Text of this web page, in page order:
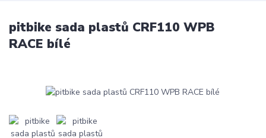
pitbike sada plastů CRF110 WPB
RACE bílé